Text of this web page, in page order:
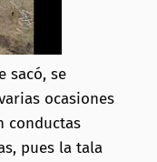
sacó, se
ocasiones
conductas
pues la tala